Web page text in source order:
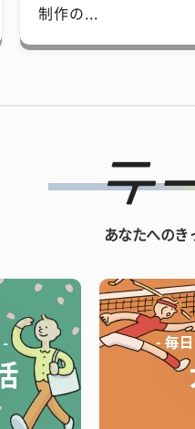
制作の...
あなたへのき